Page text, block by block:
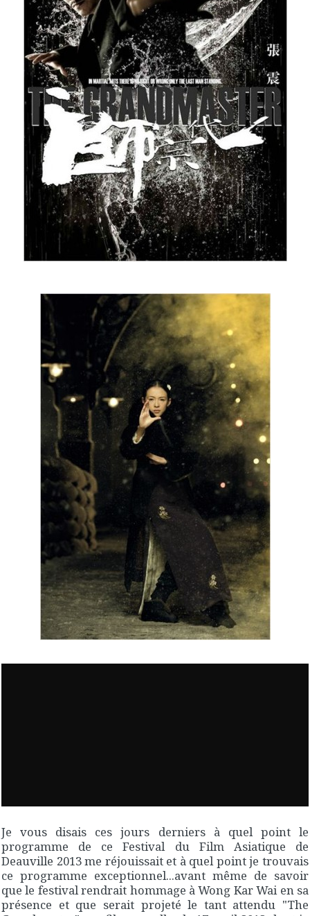
Je vous disais ces jours derniers à quel point le
programme de ce Festival du Film Asiatique de
Deauville 2013 me réjouissait et à quel point je trouvais
ce programme exceptionnel...avant même de savoir
que le festival rendrait hommage à Wong Kar Wai en sa
présence et que serait projeté le tant attendu "The